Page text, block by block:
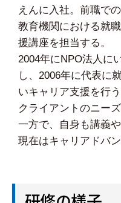
えんに入社。前職で
教育機関における就
援講座を担当する。
2004年にNPO法人に
し、2006年に代表に
いキャリア支援を行
クライアントのニー
一方で、自身も講義
現在はキャリアドバ